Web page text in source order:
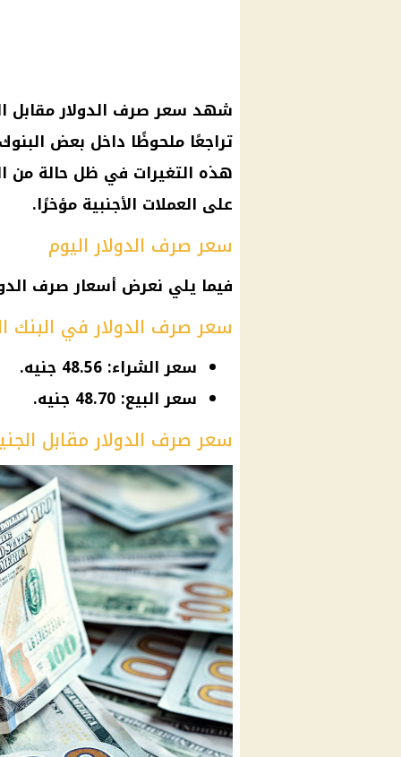
تراجعًا ملحوظًا داخل بعض
هذه التغيرات في ظل حالة من
على العملات الأجنبية مؤخرًا.
سعر صرف الدولار اليوم
فيما يلي نعرض أسعار صرف
سعر صرف الدولار في البنك
سعر الشراء: 48.56 جنيه.
سعر البيع: 48.70 جنيه.
سعر صرف الدولار مقابل